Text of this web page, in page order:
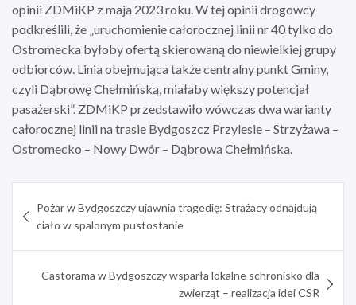
opinii ZDMiKP z maja 2023 roku. W tej opinii drogowcy
podkreślili, że „uruchomienie całorocznej linii nr 40 tylko do
Ostromecka byłoby ofertą skierowaną do niewielkiej grupy
odbiorców. Linia obejmująca także centralny punkt Gminy,
czyli Dąbrowę Chełmińską, miałaby większy potencjał
pasażerski”. ZDMiKP przedstawiło wówczas dwa warianty
całorocznej linii na trasie Bydgoszcz Przylesie – Strzyżawa –
Ostromecko – Nowy Dwór – Dąbrowa Chełmińska.
wpisu
Pożar w Bydgoszczy ujawnia tragedię: Strażacy odnajdują
ciało w spalonym pustostanie
Castorama w Bydgoszczy wsparła lokalne schronisko dla
zwierząt – realizacja idei CSR